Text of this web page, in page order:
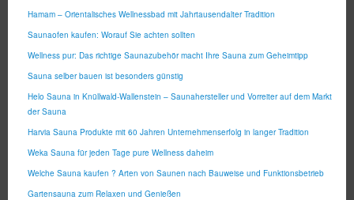
Hamam – Orientalisches Wellnessbad mit Jahrtausendalter Tradition
Saunaofen kaufen: Worauf Sie achten sollten
Wellness pur: Das richtige Saunazubehör macht Ihre Sauna zum Geheimtipp
Sauna selber bauen ist besonders günstig
Helo Sauna in Knüllwald-Wallenstein – Saunahersteller und Vorreiter auf dem Markt
der Sauna
Harvia Sauna Produkte mit 60 Jahren Unternehmenserfolg in langer Tradition
Weka Sauna für jeden Tage pure Wellness daheim
Welche Sauna kaufen ? Arten von Saunen nach Bauweise und Funktionsbetrieb
Gartensauna zum Relaxen und Genießen